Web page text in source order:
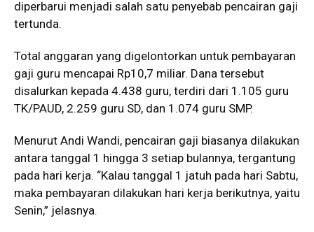
diperbarui menjadi salah satu penyebab pencairan gaji
tertunda.
Total anggaran yang digelontorkan untuk pembayaran
gaji guru mencapai Rp10,7 miliar. Dana tersebut
disalurkan kepada 4.438 guru, terdiri dari 1.105 guru
TK/PAUD, 2.259 guru SD, dan 1.074 guru SMP.
Menurut Andi Wandi, pencairan gaji biasanya dilakukan
antara tanggal 1 hingga 3 setiap bulannya, tergantung
pada hari kerja. “Kalau tanggal 1 jatuh pada hari Sabtu,
maka pembayaran dilakukan hari kerja berikutnya, yaitu
Senin,” jelasnya.